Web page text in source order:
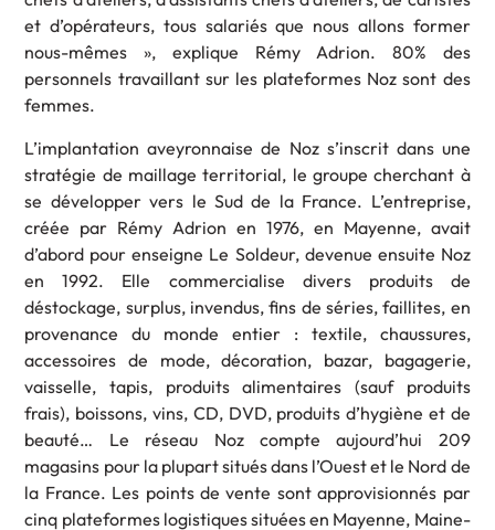
et d’opérateurs, tous salariés que nous allons former
nous-mêmes », explique Rémy Adrion. 80% des
personnels travaillant sur les plateformes Noz sont des
femmes.
L’implantation aveyronnaise de Noz s’inscrit dans une
stratégie de maillage territorial, le groupe cherchant à
se développer vers le Sud de la France. L’entreprise,
créée par Rémy Adrion en 1976, en Mayenne, avait
d’abord pour enseigne Le Soldeur, devenue ensuite Noz
en 1992. Elle commercialise divers produits de
déstockage, surplus, invendus, fins de séries, faillites, en
provenance du monde entier : textile, chaussures,
accessoires de mode, décoration, bazar, bagagerie,
vaisselle, tapis, produits alimentaires (sauf produits
frais), boissons, vins, CD, DVD, produits d’hygiène et de
beauté… Le réseau Noz compte aujourd’hui 209
magasins pour la plupart situés dans l’Ouest et le Nord de
la France. Les points de vente sont approvisionnés par
cinq plateformes logistiques situées en Mayenne, Maine-